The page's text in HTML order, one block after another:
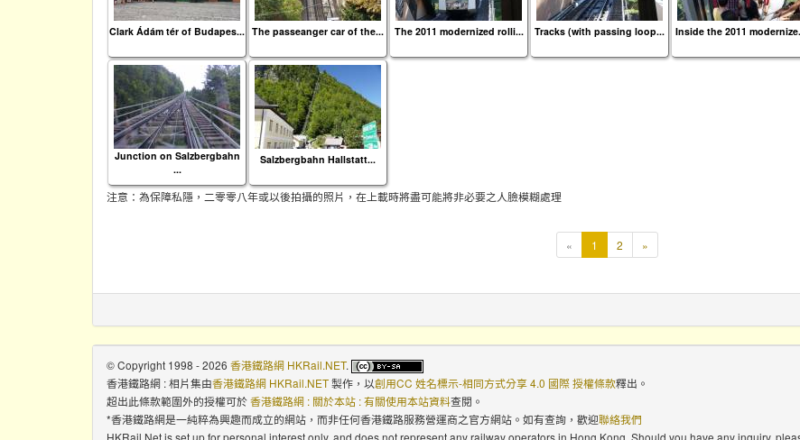
Clark Ádám tér of Budapes... The passeanger car of the... The 2011 modernized rolli... Tracks (with passing loop... Inside the 2011
Junction on Salzbergbahn
...
Salzbergbahn Hallstatt...
注意：為保障私隱，二零零八年或以後拍攝的照片，在上載時將盡可能將非必要之人臉模糊處理
« 1
頁
2 »
© Copyright 1998 - 2026 香港鐵路網 HKRail.NET.
香港鐵路網 : 相片集由香港鐵路網 HKRail.NET製作，以創用CC 姓名標示-相同方式分享 4.0 國際 授權條款釋出。
超出此條款範圍外的授權可於香港鐵路網 : 關於本站 : 有關使用本站資料查閱。
*香港鐵路網是一純粹為興趣而成立的網站，而非任何香港鐵路服務營運商之官方網站。如有查詢，歡迎聯絡我們